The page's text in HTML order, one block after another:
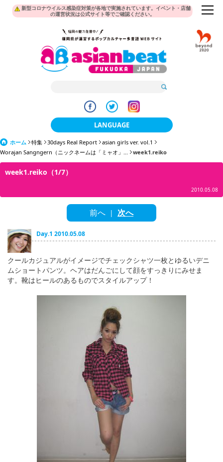
新型コロナウイルス感染症対策が各地で実施されています。イベント・店舗
の運営状況は公式サイト等でご確認ください。
LANGUAGE
日本語
한국어
繁體中文
English
tiéng Viêt
Bahasa Indonesia
ホーム 特集 30days Real Report
asian girls ver. vol.1
Worajan Sangngern（ニックネームは「ミャオ」...
week1.reiko
week1.reiko（1/7）
2010.05.08
前へ | 次へ
Day.1 2010.05.08
クールカジュアルがイメージでチェックシャツ一枚とゆるいデニ
ムショートパンツ。ヘアはだんごにして顔をすっきりにみせま
す。靴はヒールのあるものでスタイルアップ！